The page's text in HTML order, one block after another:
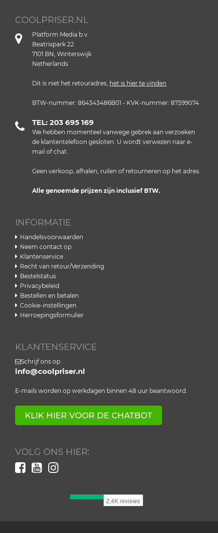
COOLPRISER.NL
Platform Media b.v.
Beatrixpark 22
7101 BN, Winterswijk
Netherlands
Dit is niet het retouradres, het is hier te vinden
BTW-nummer: 864343486B01 - KVK-nummer: 87599074
TEL: 203 695 169
We hebben momenteel vanwege gebrek aan verzoeken
de klantentelefoon gesloten. U wordt verwezen naar e-
mail of chat.
Geen verkoop, afhalen, ruilen of retourneren op het adres.
Alle genoemde prijzen zijn inclusief BTW.
INFORMATIE
Handelsvoorwaarden
Neem contact op
Klantenservice
Recht van retour/Verzending
Bestelstatus
Privacybeleid
Bestellen en betalen
Cookie-instellingen
Herroepingsformulier
KLANTENSERVICE
Schrijf ons op
info@coolpriser.nl
E-mails worden op werkdagen binnen 48 uur beantwoord.
KLIK HIER VOOR DE CHATBOT
VOLG ONS HIER: